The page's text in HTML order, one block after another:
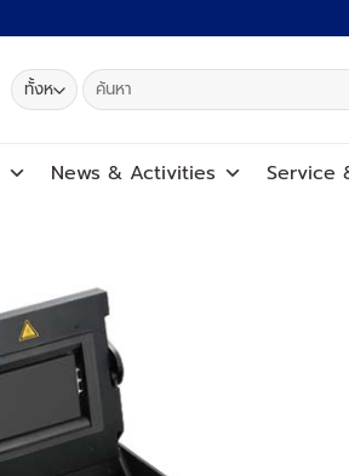
ค้นหา:
News & Activities Service